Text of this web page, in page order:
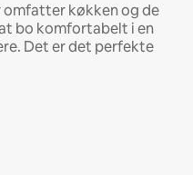
køkken og de
bo komfortabelt i en
Det er det perfekte